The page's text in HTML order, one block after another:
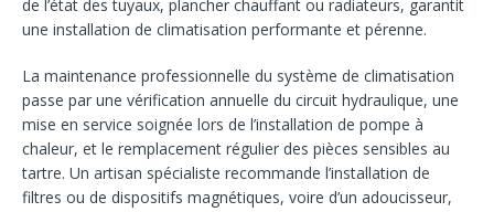
de l’état des tuyaux, plancher chauffant ou radiateurs, garantit
une installation de climatisation performante et pérenne.
La maintenance professionnelle du système de climatisation
passe par une vérification annuelle du circuit hydraulique, une
mise en service soignée lors de l’installation de pompe à
chaleur, et le remplacement régulier des pièces sensibles au
tartre. Un artisan spécialiste recommande l’installation de
filtres ou de dispositifs magnétiques, voire d’un adoucisseur,